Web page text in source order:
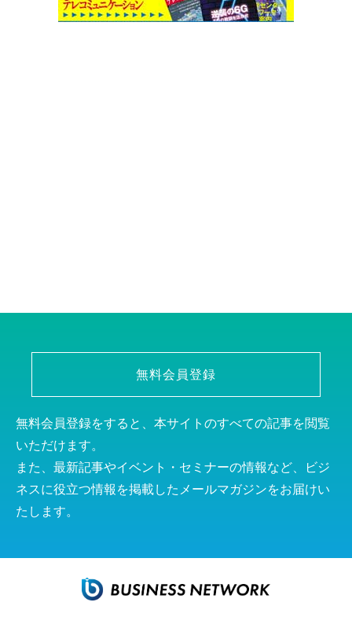
無料会員登録
無料会員登録をすると、本サイトのすべての記事を閲覧
いただけます。
また、最新記事やイベント・セミナーの情報など、ビジ
ネスに役立つ情報を掲載したメールマガジンをお届けい
たします。